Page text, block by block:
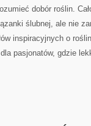
dobór roślin.
ślubnej, ale nie
inspiracyjnych o
pasjonatów, gdzie